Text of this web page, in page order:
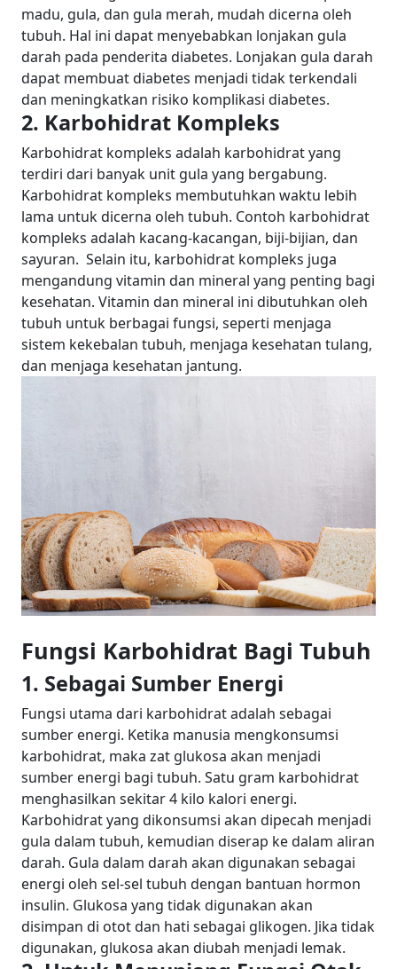
madu, gula, dan gula merah, mudah dicerna oleh
tubuh. Hal ini dapat menyebabkan lonjakan gula
darah pada penderita diabetes. Lonjakan gula darah
dapat membuat diabetes menjadi tidak terkendali
dan meningkatkan risiko komplikasi diabetes.
2. Karbohidrat Kompleks
Karbohidrat kompleks adalah karbohidrat yang
terdiri dari banyak unit gula yang bergabung.
Karbohidrat kompleks membutuhkan waktu lebih
lama untuk dicerna oleh tubuh. Contoh karbohidrat
kompleks adalah kacang-kacangan, biji-bijian, dan
sayuran. Selain itu, karbohidrat kompleks juga
mengandung vitamin dan mineral yang penting bagi
kesehatan. Vitamin dan mineral ini dibutuhkan oleh
tubuh untuk berbagai fungsi, seperti menjaga
sistem kekebalan tubuh, menjaga kesehatan tulang,
dan menjaga kesehatan jantung.
Fungsi Karbohidrat Bagi Tubuh
1. Sebagai Sumber Energi
Fungsi utama dari karbohidrat adalah sebagai
sumber energi. Ketika manusia mengkonsumsi
karbohidrat, maka zat glukosa akan menjadi
sumber energi bagi tubuh. Satu gram karbohidrat
menghasilkan sekitar 4 kilo kalori energi.
Karbohidrat yang dikonsumsi akan dipecah menjadi
gula dalam tubuh, kemudian diserap ke dalam aliran
darah. Gula dalam darah akan digunakan sebagai
energi oleh sel-sel tubuh dengan bantuan hormon
insulin. Glukosa yang tidak digunakan akan
disimpan di otot dan hati sebagai glikogen. Jika tidak
digunakan, glukosa akan diubah menjadi lemak.